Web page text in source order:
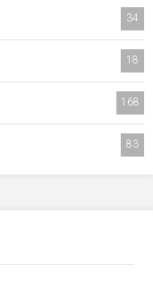
34
18
168
83